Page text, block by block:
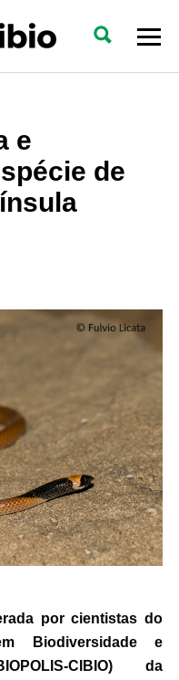
e
de
por cientistas do
Biodiversidade e
CIBIO) da